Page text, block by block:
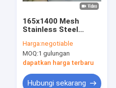
165x1400 Mesh
Stainless Steel
SS304 SS316
Harga:negotiable
MOQ:1 gulungan
dapatkan harga terbaru
Hubungi sekarang